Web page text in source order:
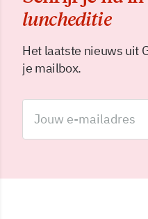
luncheditie
Het laatste nieuws uit
je mailbox.